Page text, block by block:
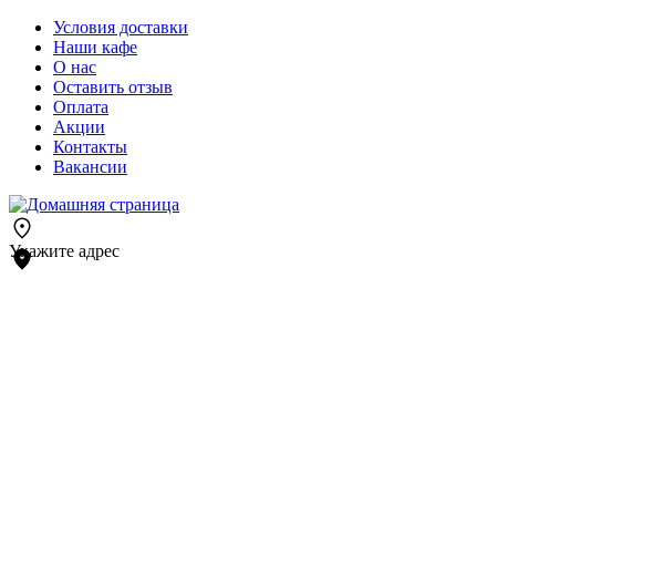
Условия доставки
Наши кафе
О нас
Оставить отзыв
Оплата
Акции
Контакты
Вакансии
Укажите адрес